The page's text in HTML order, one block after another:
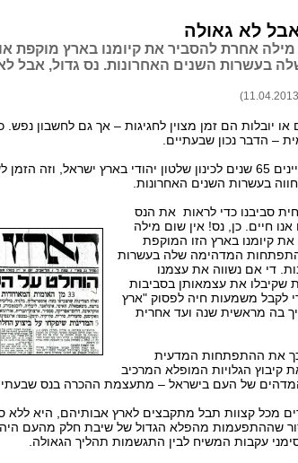
לא גאולה
מילה אחרת להסביר את קיומנו בארץ מוקפת
בעשרות השנים האחרונות. נס גדול, אבל
או יובלות הם זמן מצוין לחגיגות – אך גם לחשבון
– הדבר נכון שבעתיים.
השבוע אנו מציינים 65 שנים לכינון שלטון יהודי בארץ
בעשרות השנים האחרונות.
סביבנו כדי לראות את הנס
חיים. כן, נס! אין שום מילה
קיומנו בארץ הזו המוקפת
המדהימה שלה בעשרות
די אם נשווה את עצמנו
שקיבלו את עצמאותן בסביבות
לקבל משמעות חיה לפסוק "ארץ
בה מראשית שנה ועד אחרית
את ההתפתחות המדעית
קיבוץ הגלויות המופלא המרכיב
של העם בישראל – מתעצמת ההכרה בנס
מכל קצוות תבל מתקבצים לארץ אבותיהם, היא ללא
שההתפעמות מהפלא הגדול של שיבת חלק מהעם
עקבות המשיח לבין התגשמות תהליך הגאולה.